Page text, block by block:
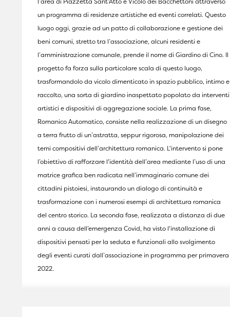
un programma di residenze artistiche ed eventi correlati. Questo
luogo oggi, grazie ad un patto di collaborazione e gestione dei
beni comuni, stretto tra l’associazione, alcuni residenti e
l’amministrazione comunale, prende il nome di Giardino di Cino. Il
progetto fa forza sulla particolare scala di questo luogo,
trasformandolo da vicolo dimenticato in spazio pubblico, intimo e
raccolto, una sorta di giardino inaspettato popolato da interventi
artistici e dispositivi di aggregazione sociale. La prima fase,
Romanico Automatico, consiste nella realizzazione di un disegno
a terra frutto di un’astratta, seppur rigorosa, manipolazione dei
temi compositivi dell’architettura romanica. L'intervento si pone
l’obiettivo di rafforzare l'identità dell’area mediante l’uso di una
matrice grafica ben radicata nell’immaginario comune dei
cittadini pistoiesi, instaurando un dialogo di continuità e
trasformazione con i numerosi esempi di architettura romanica
del centro storico. La seconda fase, realizzata a distanza di due
anni a causa dell’emergenza Covid, ha visto l'installazione di
dispositivi pensati per la seduta e funzionali allo svolgimento
degli eventi curati dall’associazione in programma per primavera
2022.